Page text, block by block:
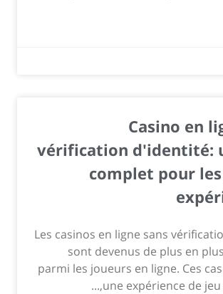
Casino en
vérification d'identité:
complet pour
Les casinos en ligne sans
sont devenus de plus en
parmi les joueurs en ligne. Ces
une expérience de jeu